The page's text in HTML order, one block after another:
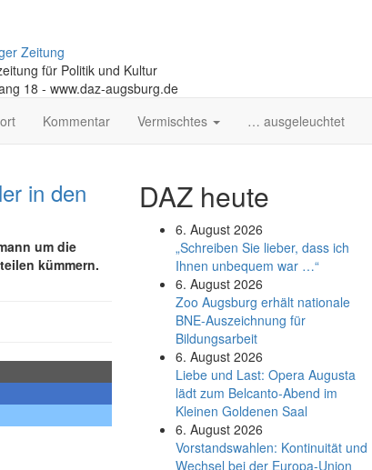
Zeitung
für Politik und Kultur
18 - www.daz-augsburg.de
Kommentar Vermischtes … ausgeleuchtet
in den
um die
kümmern.
DAZ heute
6. August 2026
„Schreiben Sie lieber, dass ich
Ihnen unbequem war …“
6. August 2026
Zoo Augsburg erhält nationale
BNE-Auszeichnung für
Bildungsarbeit
6. August 2026
Liebe und Last: Opera Augusta
lädt zum Belcanto-Abend im
Kleinen Goldenen Saal
6. August 2026
Vorstandswahlen: Kontinuität und
Wechsel bei der Europa-Union